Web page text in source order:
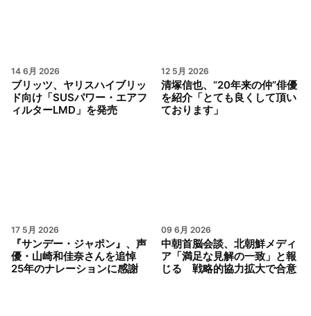
14 6月 2026
ブリッツ、ヤリスハイブリッ
ド向け「SUSパワー・エアフ
ィルターLMD」を発売
12 5月 2026
清塚信也、“20年来の仲”俳優
を紹介「とても良くして頂い
ております」
17 5月 2026
『サンデー・ジャポン』、声
優・山崎和佳奈さんを追悼
25年のナレーションに感謝
09 6月 2026
中朝首脳会談、北朝鮮メディ
ア「満足な見解の一致」と報
じる 戦略的協力拡大で合意